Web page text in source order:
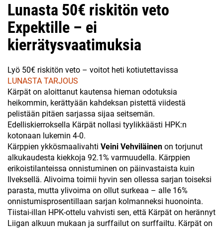
Lunasta 50€ riskitön veto
Expektille – ei
kierrätysvaatimuksia
Lyö 50€ riskitön veto – voitot heti kotiutettavissa
LUNASTA TARJOUS
Kärpät on aloittanut kautensa hieman odotuksia
heikommin, kerättyään kahdeksan pistettä viidestä
pelistään pitäen sarjassa sijaa seitsemän.
Edelliskierroksella Kärpät nollasi tyylikkäästi HPK:n
kotonaan lukemin 4-0.
Kärppien ykkösmaalivahti Veini Vehviläinen on torjunut
alkukaudesta kiekkoja 92.1% varmuudella. Kärppien
erikoistilanteissa onnistuminen on päinvastaista kuin
Ilveksellä. Alivoima toimii hyvin sen ollessa sarjan toiseksi
parasta, mutta ylivoima on ollut surkeaa – alle 16%
onnistumisprosentillaan sarjan kolmanneksi huonointa.
Tiistai-illan HPK-ottelu vahvisti sen, että Kärpät on herännyt
Liigan alkuun mukaan ja surffailut on surffailtu. Kärpät on